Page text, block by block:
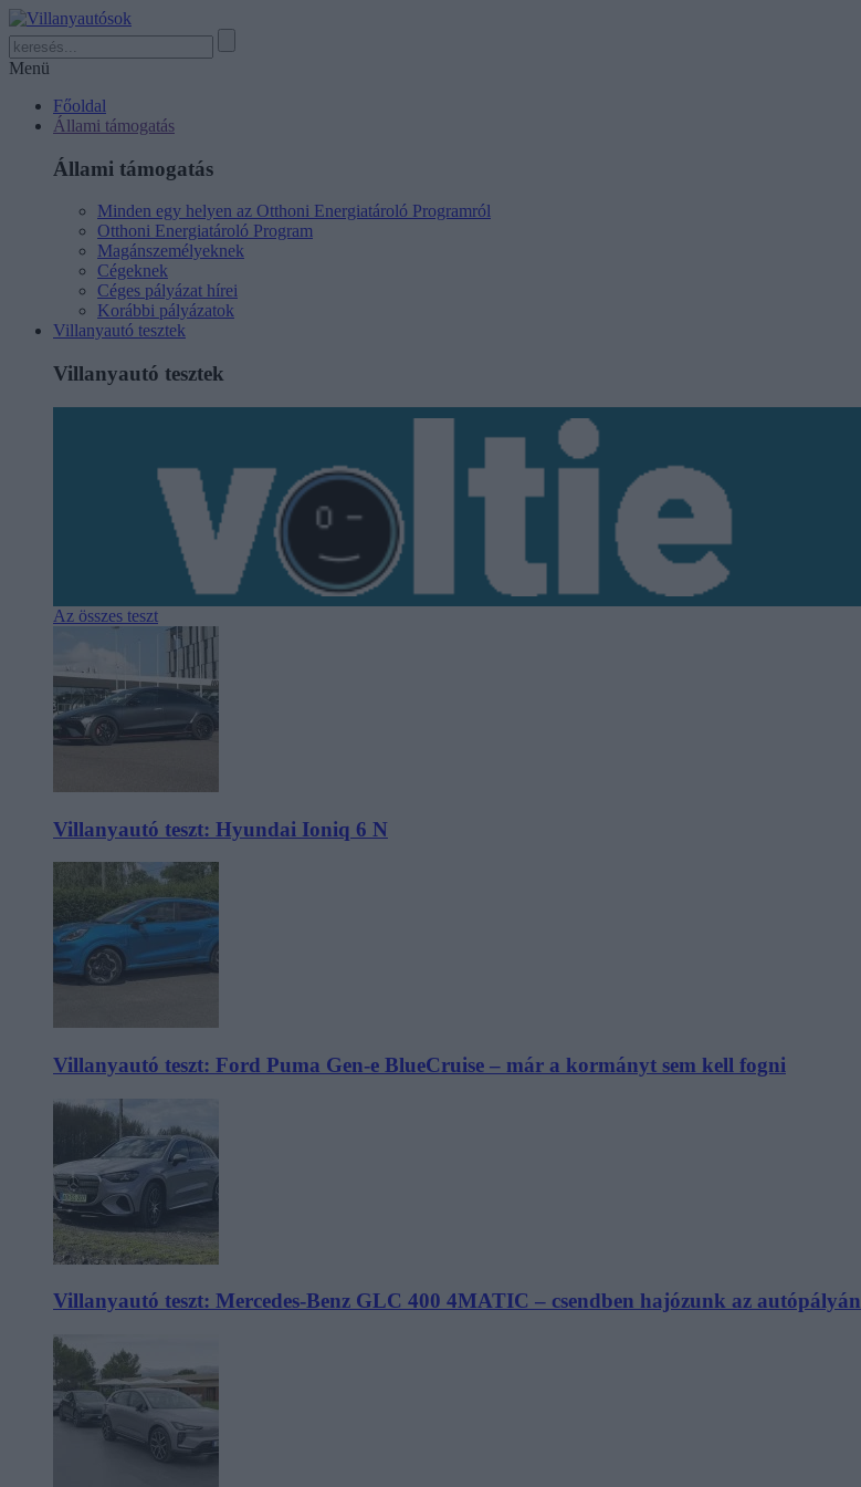
Menü
Főoldal
Állami támogatás
Állami támogatás
Minden egy helyen az Otthoni Energiatároló Programról
Otthoni Energiatároló Program
Magánszemélyeknek
Cégeknek
Céges pályázat hírei
Korábbi pályázatok
Villanyautó tesztek
Villanyautó tesztek
Az összes teszt
Villanyautó teszt: Hyundai Ioniq 6 N
Villanyautó teszt: Ford Puma Gen-e BlueCruise – már a kormányt sem kell fogni
Villanyautó teszt: Mercedes-Benz GLC 400 4MATIC – csendben hajózunk az autópályán